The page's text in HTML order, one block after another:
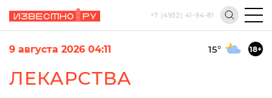
+7 (4932) 41-94-81
9 августа 2026 04:11 15° 18+
ЛЕКАРСТВА